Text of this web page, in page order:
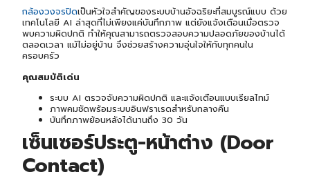
กล้องวงจรปิดเป็นหัวใจสำคัญของระบบบ้านอัจฉริยะที่สมบูรณ์แบบ ด้วย
เทคโนโลยี AI ล่าสุดที่ไม่เพียงแค่บันทึกภาพ แต่ยังแจ้งเตือนเมื่อตรวจ
พบความผิดปกติ ทำให้คุณสามารถตรวจสอบความปลอดภัยของบ้านได้
ตลอดเวลา แม้ไม่อยู่บ้าน จึงช่วยสร้างความอุ่นใจให้กับทุกคนใน
ครอบครัว
คุณสมบัติเด่น
ระบบ AI ตรวจจับความผิดปกติ และแจ้งเตือนแบบเรียลไทม์
ภาพคมชัดพร้อมระบบอินฟราเรดสำหรับกลางคืน
บันทึกภาพย้อนหลังได้นานถึง 30 วัน
เซ็นเซอร์ประตู-หน้าต่าง (Door
Contact)